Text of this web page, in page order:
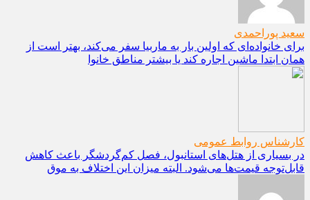
سعید پوراحمدی
برای خانواده‌ای که اولین بار به ماربیا سفر می‌کند، بهتر است از
همان ابتدا ماشین اجاره کند یا بیشتر مناطق خانوا
کارشناس روابط عمومی
در بسیاری از هتل‌های استانبول، فصل کم‌گردشگر باعث کاهش
قابل‌توجه قیمت‌ها می‌شود. البته میزان این اختلاف به موق